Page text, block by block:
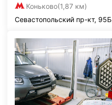
Коньково(1,87 км)
Севастопольский пр-кт, 95Б